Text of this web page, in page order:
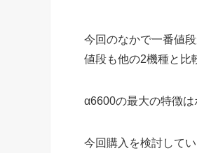
今回のなかで一番値
値段も他の2機種と比
α6600の最大の特徴は
今回購入を検討して